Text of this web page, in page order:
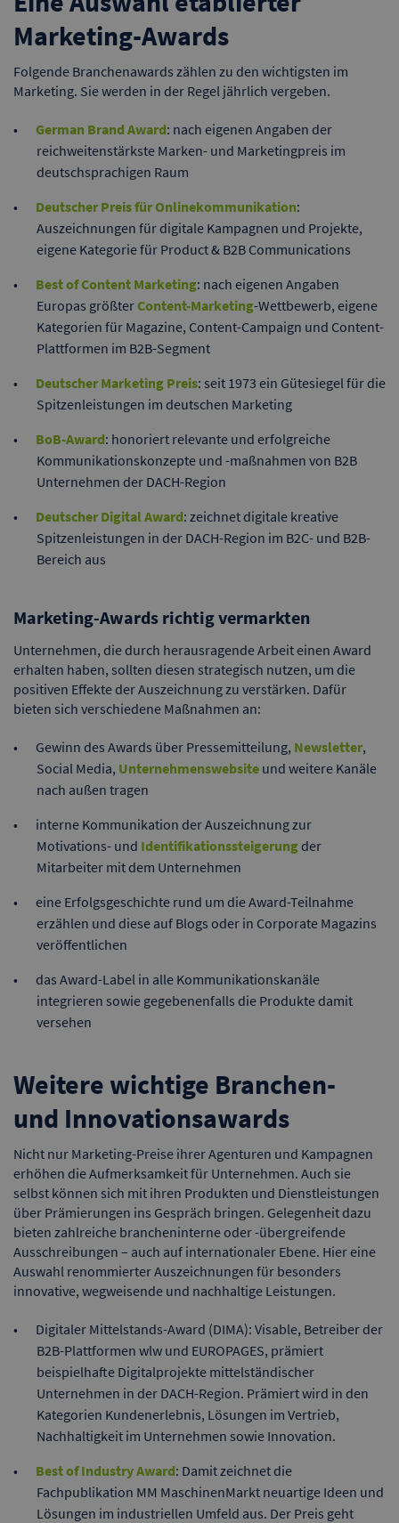
Marketing-Awards
Folgende Branchenawards zählen zu den wichtigsten im
Marketing. Sie werden in der Regel jährlich vergeben.
German Brand Award: nach eigenen Angaben der
reichweitenstärkste Marken- und Marketingpreis im
deutschsprachigen Raum
Deutscher Preis für Onlinekommunikation:
Auszeichnungen für digitale Kampagnen und Projekte,
eigene Kategorie für Product & B2B Communications
Best of Content Marketing: nach eigenen Angaben
Europas größterContent-Marketing-Wettbewerb, eigene
Kategorien für Magazine, Content-Campaign und Content-
Plattformen im B2B-Segment
Deutscher Marketing Preis: seit 1973 ein Gütesiegel für die
Spitzenleistungen im deutschen Marketing
BoB-Award: honoriert relevante und erfolgreiche
Kommunikationskonzepte und -maßnahmen von B2B
Unternehmen der DACH-Region
Deutscher Digital Award: zeichnet digitale kreative
Spitzenleistungen in der DACH-Region im B2C- und B2B-
Bereich aus
Marketing-Awards richtig vermarkten
Unternehmen, die durch herausragende Arbeit einen Award
erhalten haben, sollten diesen strategisch nutzen, um die
positiven Effekte der Auszeichnung zu verstärken. Dafür
bieten sich verschiedene Maßnahmen an:
Gewinn des Awards über Pressemitteilung, Newsletter,
Social Media, Unternehmenswebsite und weitere Kanäle
nach außen tragen
interne Kommunikation der Auszeichnung zur
Motivations- und Identifikationssteigerung der
Mitarbeiter mit dem Unternehmen
eine Erfolgsgeschichte rund um die Award-Teilnahme
erzählen und diese auf Blogs oder in Corporate Magazins
veröffentlichen
das Award-Label in alle Kommunikationskanäle
integrieren sowie gegebenenfalls die Produkte damit
versehen
Weitere wichtige Branchen-
und Innovationsawards
Nicht nur Marketing-Preise ihrer Agenturen und Kampagnen
erhöhen die Aufmerksamkeit für Unternehmen. Auch sie
selbst können sich mit ihren Produkten und Dienstleistungen
über Prämierungen ins Gespräch bringen. Gelegenheit dazu
bieten zahlreiche brancheninterne oder -übergreifende
Ausschreibungen – auch auf internationaler Ebene. Hier eine
Auswahl renommierter Auszeichnungen für besonders
innovative, wegweisende und nachhaltige Leistungen.
Digitaler Mittelstands-Award (DIMA): Visable, Betreiber der
B2B-Plattformen wlw und EUROPAGES, prämiert
beispielhafte Digitalprojekte mittelständischer
Unternehmen in der DACH-Region. Prämiert wird in den
Kategorien Kundenerlebnis, Lösungen im Vertrieb,
Nachhaltigkeit im Unternehmen sowie Innovation.
Best of Industry Award: Damit zeichnet die
Fachpublikation MM MaschinenMarkt neuartige Ideen und
Lösungen im industriellen Umfeld aus. Der Preis geht